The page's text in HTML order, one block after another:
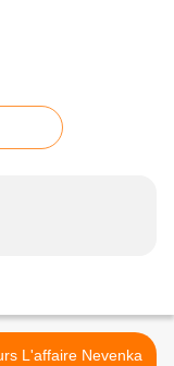
L'affaire Nevenka